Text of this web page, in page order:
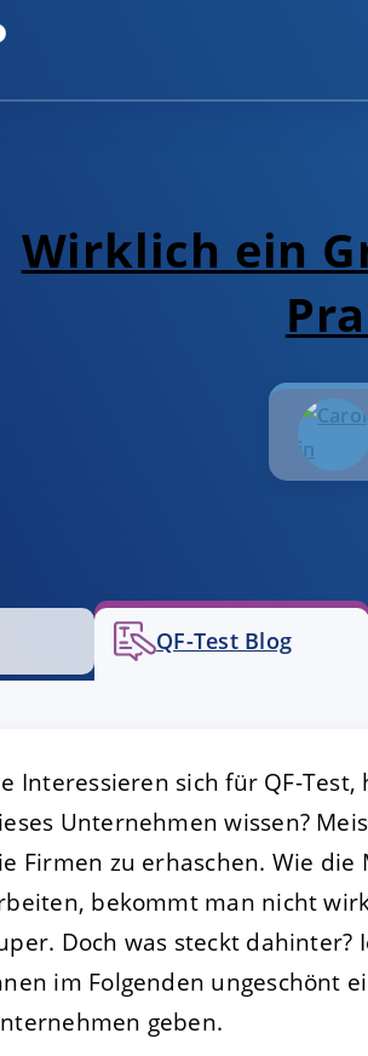
Wirklich ein
QF-Test Blog
Interessieren sich für QF-
Unternehmen wissen?
Firmen zu erhaschen. Wie
bekommt man nicht
Doch was steckt
im Folgenden ungeschönt
geben.